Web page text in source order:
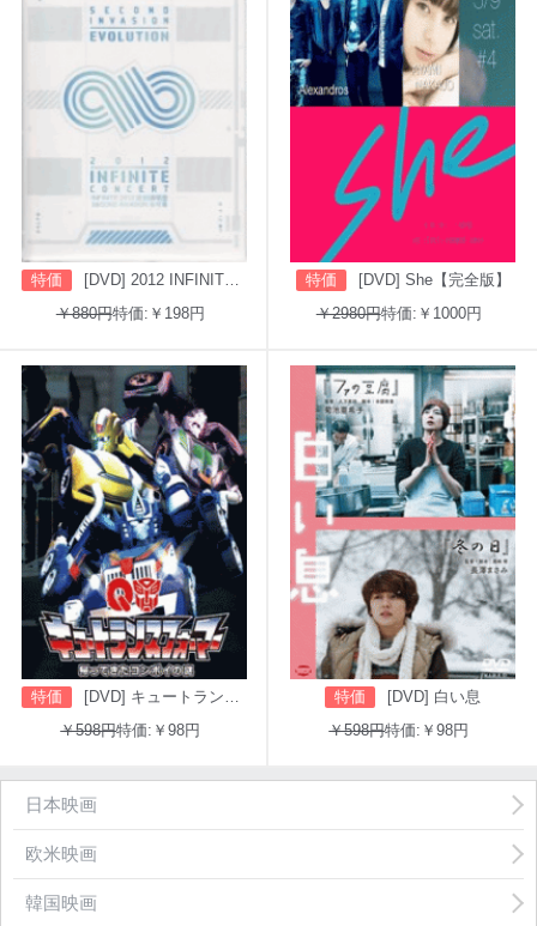
特価
[DVD] 2012 INFINITE CONCERT SECOND INVASION: EVOLUTION
￥880円特価:￥198円
特価
[DVD] She【完全版】
￥2980円特価:￥1000円
特価
[DVD] キュートランスフォーマー 帰ってきたコンボイの謎
￥598円特価:￥98円
特価
[DVD] 白い息
￥598円特価:￥98円
日本映画
欧米映画
韓国映画